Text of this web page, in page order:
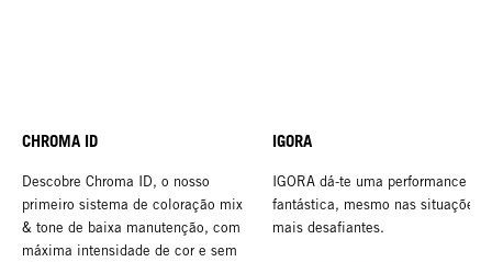
CHROMA ID
Descobre Chroma ID, o nosso
primeiro sistema de coloração mix
& tone de baixa manutenção, com
máxima intensidade de cor e sem
IGORA
IGORA dá-te uma performance
fantástica, mesmo nas situações
mais desafiantes.